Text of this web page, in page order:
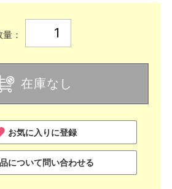
：
在庫なし
お気に入りに登録
について問い合わせる